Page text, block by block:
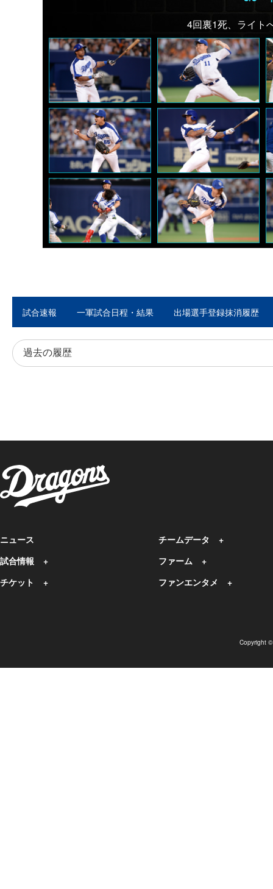
4回裏1死、ライト
試合速報 一軍試合日程・結果 出場選手登録抹消履歴
ニュース
試合情報
チケット
チームデータ
ファーム
ファンエンタメ
Copyright